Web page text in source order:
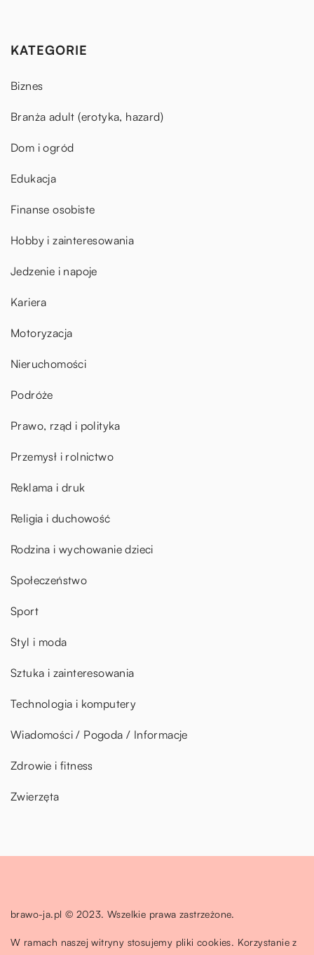
KATEGORIE
Biznes
Branża adult (erotyka, hazard)
Dom i ogród
Edukacja
Finanse osobiste
Hobby i zainteresowania
Jedzenie i napoje
Kariera
Motoryzacja
Nieruchomości
Podróże
Prawo, rząd i polityka
Przemysł i rolnictwo
Reklama i druk
Religia i duchowość
Rodzina i wychowanie dzieci
Społeczeństwo
Sport
Styl i moda
Sztuka i zainteresowania
Technologia i komputery
Wiadomości / Pogoda / Informacje
Zdrowie i fitness
Zwierzęta
brawo-ja.pl © 2023. Wszelkie prawa zastrzeżone.
W ramach naszej witryny stosujemy pliki cookies. Korzystanie z